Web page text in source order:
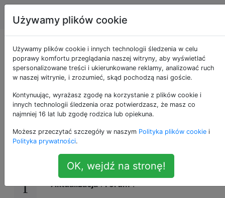
Apple Tagi
Jak uzyskać
kategorie Gmaila w
aplikacji MacOS Mail?
13
Korzystam z domyślnej skrzynki odbiorczej
magicznie zapisywane w odpowiedniej
zakładce:Podstawowa,Społecznościowa
AktualizacjaiForum.
Używamy plików cookie
Używamy plików cookie i innych technologii śledzenia w celu
poprawy komfortu przeglądania naszej witryny, aby wyświetlać
spersonalizowane treści i ukierunkowane reklamy, analizować ruch
w naszej witrynie, i zrozumieć, skąd pochodzą nasi goście.
Kontynuując, wyrażasz zgodę na korzystanie z plików cookie i
innych technologii śledzenia oraz potwierdzasz, że masz co
najmniej 16 lat lub zgodę rodzica lub opiekuna.
Możesz przeczytać szczegóły w naszym Polityka plików cookie i
Polityka prywatności.
OK, wejdź na stronę!